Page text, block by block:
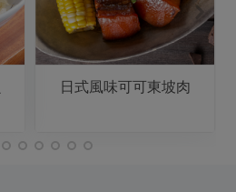
日式風味可可東坡肉